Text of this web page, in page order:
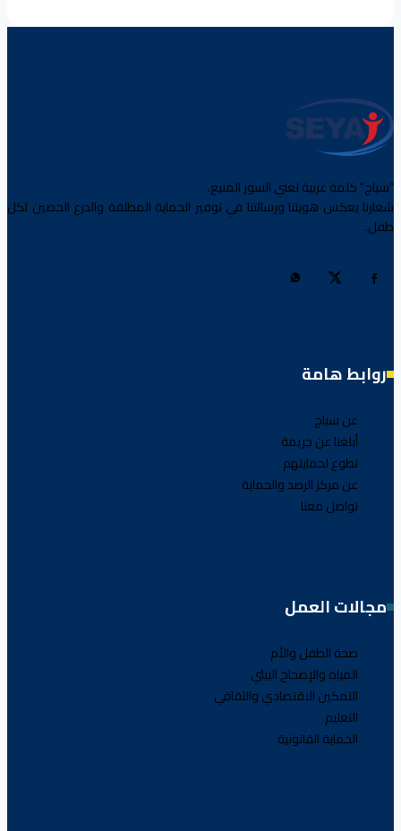
“سياج” كلمة عربية تعني السور المنيع.
شعارنا يعكس هويتنا ورسالتنا في توفير الحماية المطلقة والدرع الحصين لكل
طفل.
روابط هامة
عن سياج
أبلغنا عن جريمة
تطوع لحمايتهم
عن مركز الرصد والحماية
تواصل معنا
مجالات العمل
صحة الطفل والأم
المياه والإصحاح البيئي
التمكين الاقتصادي والثقافي
التعليم
الحماية القانونية